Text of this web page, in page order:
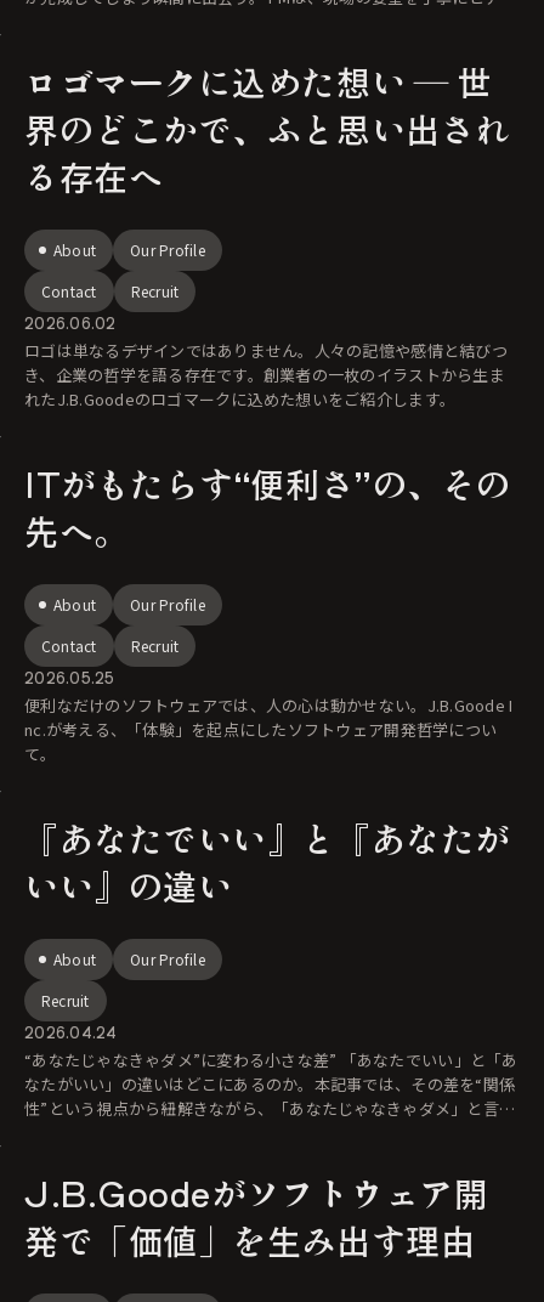
ロゴマークに込めた想い ― 世
界のどこかで、ふと思い出され
る存在へ
About
Our Profile
Contact
Recruit
2026.06.02
ロゴは単なるデザインではありません。人々の記憶や感情と結びつ
き、企業の哲学を語る存在です。創業者の一枚のイラストから生ま
れたJ.B.Goodeのロゴマークに込めた想いをご紹介します。
ITがもたらす“便利さ”の、その
先へ。
About
Our Profile
Contact
Recruit
2026.05.25
便利なだけのソフトウェアでは、人の心は動かせない。J.B.Goode I
nc.が考える、「体験」を起点にしたソフトウェア開発哲学につい
て。
『あなたでいい』と『あなたが
いい』の違い
About
Our Profile
Recruit
2026.04.24
“あなたじゃなきゃダメ”に変わる小さな差” 「あなたでいい」と「あ
なたがいい」の違いはどこにあるのか。本記事では、その差を“関係
性”という視点から紐解きながら、「あなたじゃなきゃダメ」と言わ
J.B.Goodeがソフトウェア開
発で「価値」を生み出す理由